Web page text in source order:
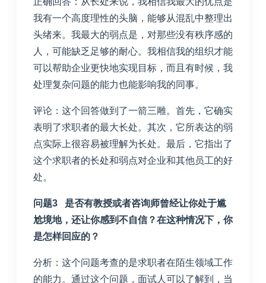
我有一个高度理性的头脑，能够从混乱中整理出
头绪来。我最大的弱点是，对那些没有秩序感的
人，可能缺乏足够的耐心。我相信我的组织才能
可以帮助企业更快地实现目标，而且有时候，我
处理复杂问题的能力也能影响我的同事。
评论：这个回答做到了一箭三雕。首先，它确实
表明了求职者的最大长处。其次，它所表达的弱
点实际上很容易被理解为长处。最后，它指出了
这个求职者的长处和弱点对企业和其他员工的好
处。
问题3 是否有教授或者咨询师曾经让你处于尴
尬境地，还让你感到不自信？在这种情况下，你
是怎样回应的？
分析：这个问题考查的是求职者在陌生领域工作
的能力。通过这个问题，面试人可以了解到，当